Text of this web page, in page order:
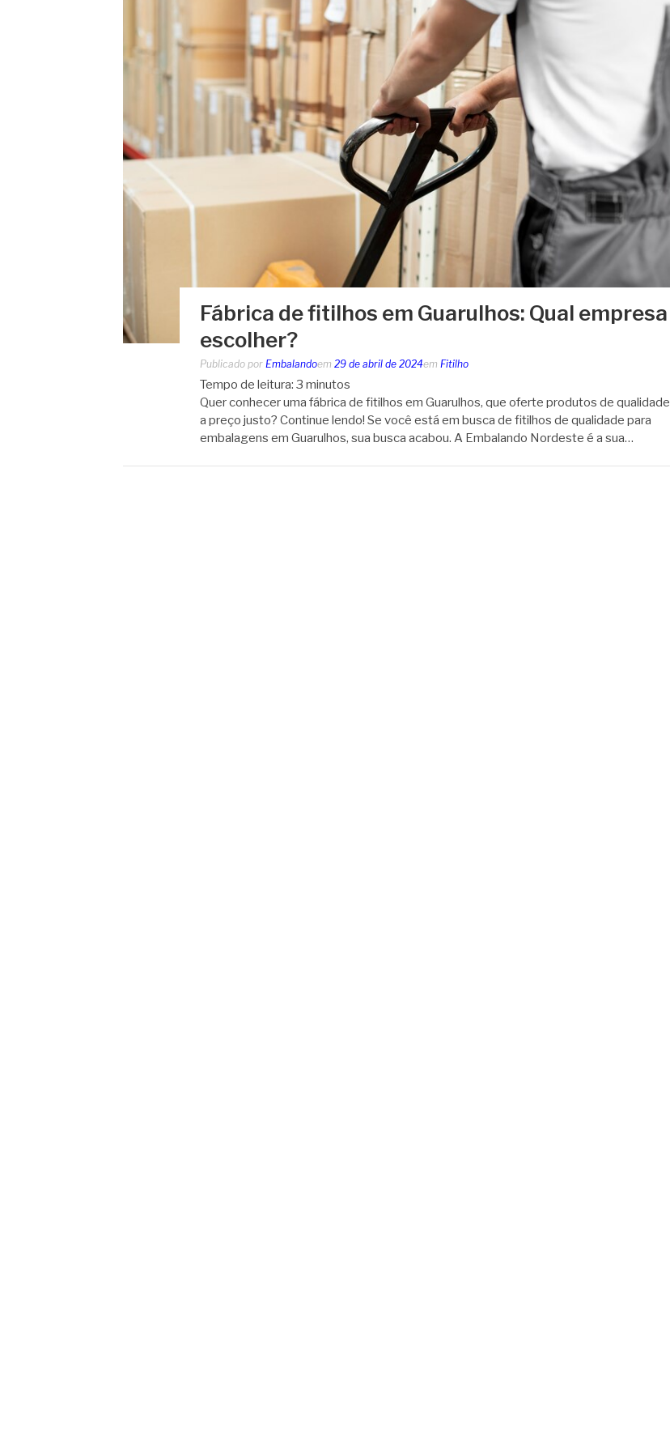
Fábrica de fitilhos em Guarulhos: Qual empresa
escolher?
Publicado por Embalandoem 29 de abril de 2024em Fitilho
Tempo de leitura: 3 minutos
Quer conhecer uma fábrica de fitilhos em Guarulhos, que oferte produtos de qualidade
a preço justo? Continue lendo! Se você está em busca de fitilhos de qualidade para
embalagens em Guarulhos, sua busca acabou. A Embalando Nordeste é a sua…